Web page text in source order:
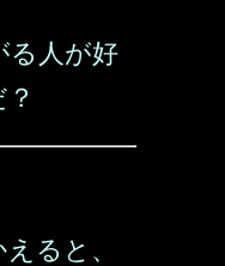
る人が好
ると、